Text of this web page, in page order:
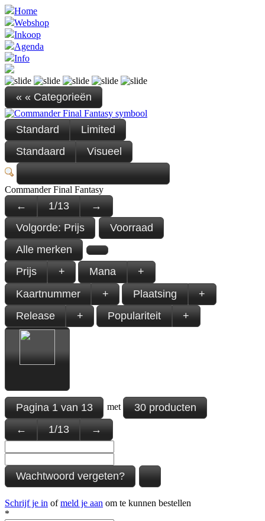
Home
Webshop
Inkoop
Agenda
Info
« « Categorieën
Standard
Limited
Standaard
Visueel
Commander Final Fantasy
← 1/13
→
Volgorde: Prijs
Voorraad
Alle merken
Prijs
+ Mana
+
Kaartnummer
+ Plaatsing
+
Release
+ Populariteit +
Pagina1van13 met
30 producten
←
1/13 →
Wachtwoord vergeten?
Schrijf je in ofmeld je aan om te kunnen bestellen
*